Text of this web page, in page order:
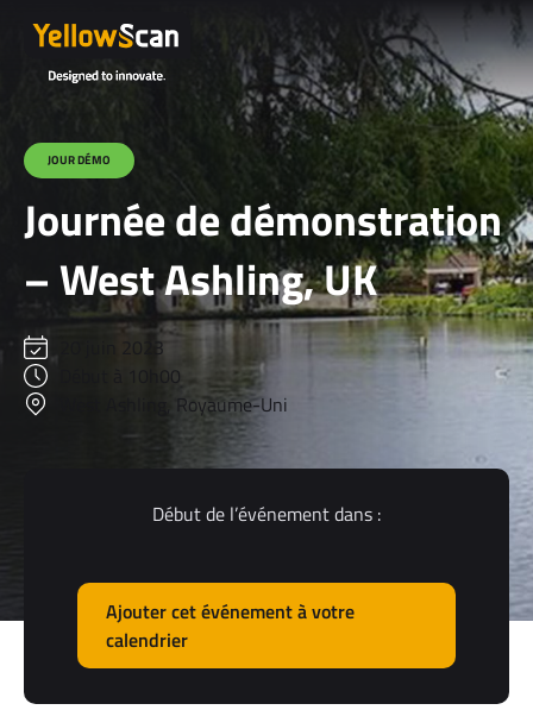
JOUR DÉMO
Journée de démonstration
– West Ashling, UK
20 juin 2023
Début à 10h00
West Ashling, Royaume-Uni
Début de l’événement dans :
Ajouter cet événement à votre
calendrier